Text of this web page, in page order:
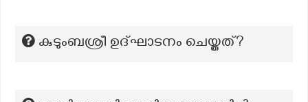
കുടുംബശ്രീ ഉദ്ഘാടനം ചെയ്തത്?